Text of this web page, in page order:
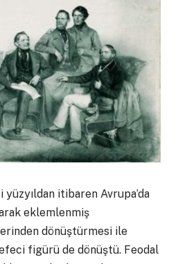
itibaren Avrupa’da
eklemlenmiş
dönüştürmesi ile
figürü de dönüştü. Feodal